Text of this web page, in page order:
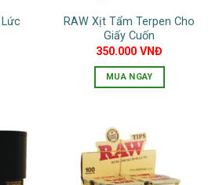
Lức
RAW Xịt Tẩm Terpen Cho
Giấy Cuốn
350.000VNĐ
MUA NGAY